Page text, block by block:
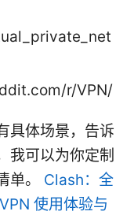
r/VPN/
具体场景，告诉
我可以为你定制
单。 Clash：全
使用体验与